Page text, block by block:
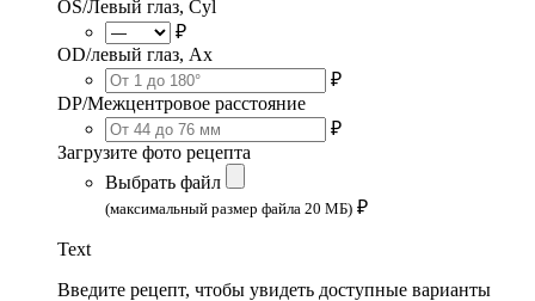
OS/Левый глаз, Cyl
₽
OD/левый глаз, Ax
₽
DP/Межцентровое расстояние
₽
Загрузите фото рецепта
Выбрать файл
(максимальный размер файла 20 МБ) ₽
Text
Введите рецепт, чтобы увидеть доступные варианты